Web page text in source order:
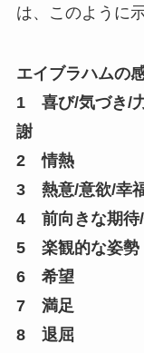
は、このように
エイブラハムの
1 喜び/気づき/
謝
2 情熱
3 熱意/意欲/幸
4 前向きな期待
5 楽観的な姿勢
6 希望
7 満足
8 退屈